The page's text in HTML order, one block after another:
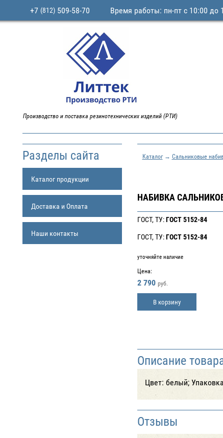
+7 (812)509-58-70 Время работы: пн-пт с 10:00 до
Производство и поставка резинотехнических изделий (РТИ)
Разделы сайта
Каталог продукции
Доставка и Оплата
Наши контакты
Каталог→ Сальниковые
НАБИВКА
ГОСТ, ТУ:ГОСТ 5152-84
ГОСТ, ТУ:ГОСТ 5152-84
уточняйте наличие
Цена:
2 790 руб.
В корзину
Описание
Цвет: белый;
Отзывы